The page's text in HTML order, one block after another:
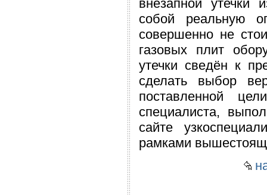
внезапной утечки
собой реальную
совершенно не
газовых плит
утечки сведён к
сделать выбор
поставленной
специалиста,
сайте
рамками